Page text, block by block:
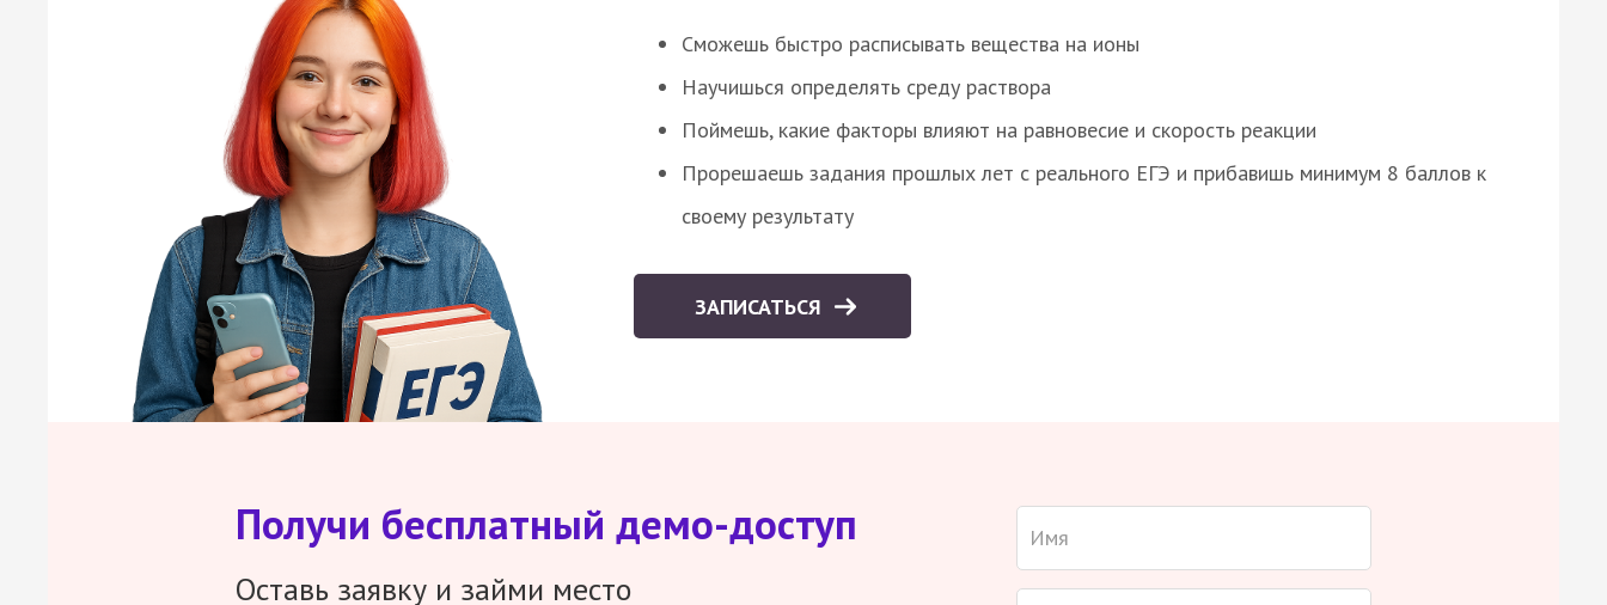
Сможешь быстро расписывать вещества на ионы
Научишься определять среду раствора
Поймешь, какие факторы влияют на равновесие и скорость реакции
Прорешаешь задания прошлых лет с реального ЕГЭ и прибавишь минимум 8 баллов к
своему результату
ЗАПИСАТЬСЯ
Получи бесплатный демо-доступ
Оставь заявку и займи место